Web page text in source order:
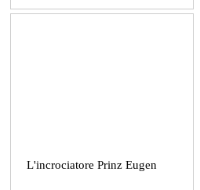
L'incrociatore Prinz Eugen